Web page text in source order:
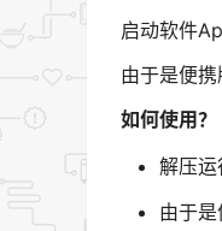
启动软件
由于是便
如何使用？
解压
由于